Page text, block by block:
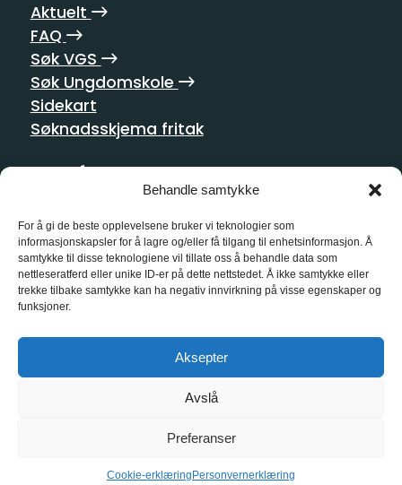
Behandle samtykke
For å gi de beste opplevelsene bruker vi teknologier som
informasjonskapsler for å lagre og/eller få tilgang til enhetsinformasjon. Å
samtykke til disse teknologiene vil tillate oss å behandle data som
nettleseratferd eller unike ID-er på dette nettstedet. Å ikke samtykke eller
trekke tilbake samtykke kan ha negativ innvirkning på visse egenskaper og
funksjoner.
Aksepter
Avslå
Preferanser
Cookie-erklæring Personvernerklæring
Aktuelt
FAQ
Søk VGS
Søk Ungdomskole
Sidekart
Søknadsskjema fritak
Postadresse
0352 Oslo
Kontakt oss
21 55 10 00